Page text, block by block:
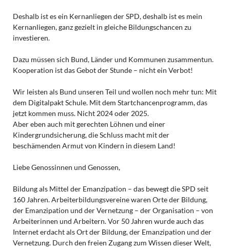
Deshalb ist es ein Kernanliegen der SPD, deshalb ist es mein
Kernanliegen, ganz gezielt in gleiche Bildungschancen zu
investieren.
Dazu müssen sich Bund, Länder und Kommunen zusammentun.
Kooperation ist das Gebot der Stunde – nicht ein Verbot!
Wir leisten als Bund unseren Teil und wollen noch mehr tun: Mit
dem Digitalpakt Schule. Mit dem Startchancenprogramm, das
jetzt kommen muss. Nicht 2024 oder 2025.
Aber eben auch mit gerechten Löhnen und einer
Kindergrundsicherung, die Schluss macht mit der
beschämenden Armut von Kindern in diesem Land!
Liebe Genossinnen und Genossen,
Bildung als Mittel der Emanzipation – das bewegt die SPD seit
160 Jahren. Arbeiterbildungsvereine waren Orte der Bildung,
der Emanzipation und der Vernetzung – der Organisation – von
Arbeiterinnen und Arbeitern. Vor 50 Jahren wurde auch das
Internet erdacht als Ort der Bildung, der Emanzipation und der
Vernetzung. Durch den freien Zugang zum Wissen dieser Welt,